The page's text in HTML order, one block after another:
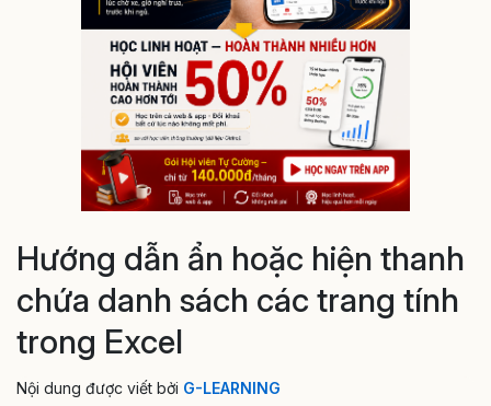
Hướng dẫn ẩn hoặc hiện thanh
chứa danh sách các trang tính
trong Excel
Nội dung được viết bởi G-LEARNING